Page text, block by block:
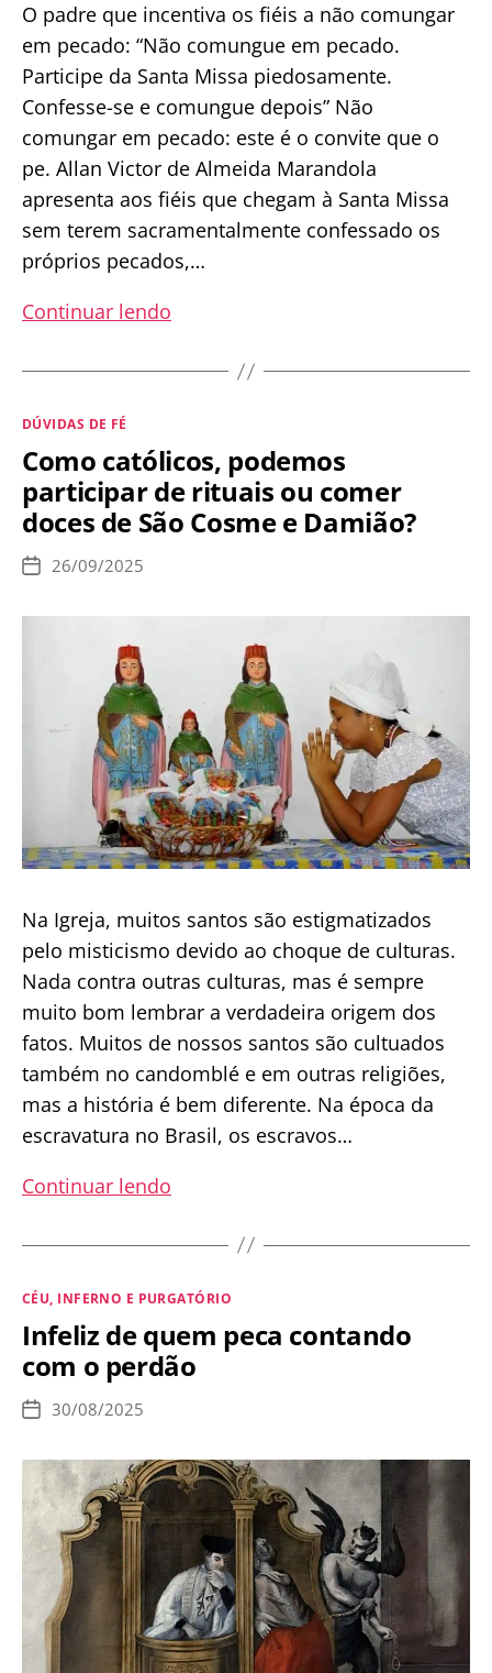
O padre que incentiva os fiéis a não comungar
em pecado: “Não comungue em pecado.
Participe da Santa Missa piedosamente.
Confesse-se e comungue depois” Não
comungar em pecado: este é o convite que o
pe. Allan Victor de Almeida Marandola
apresenta aos fiéis que chegam à Santa Missa
sem terem sacramentalmente confessado os
próprios pecados,…
Continuar lendo
em
confesse
para
depois
Categorias
DÚVIDAS DE FÉ
Como católicos, podemos
participar de rituais ou comer
doces de São Cosme e Damião?
Data
publicação
26/09/2025
Na Igreja, muitos santos são estigmatizados
pelo misticismo devido ao choque de culturas.
Nada contra outras culturas, mas é sempre
muito bom lembrar a verdadeira origem dos
fatos. Muitos de nossos santos são cultuados
também no candomblé e em outras religiões,
mas a história é bem diferente. Na época da
escravatura no Brasil, os escravos…
Continuar lendo
podemos
de
rituais
ou
de
São
Cosme
e
Damião?
Categorias
CÉU, INFERNO E PURGATÓRIO
Infeliz de quem peca contando
com o perdão
Data
publicação
30/08/2025